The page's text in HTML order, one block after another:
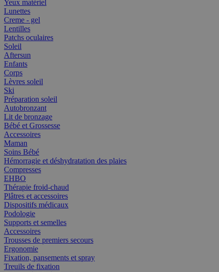
Yeux matériel
Lunettes
Creme - gel
Lentilles
Patchs oculaires
Soleil
Aftersun
Enfants
Corps
Lèvres soleil
Ski
Préparation soleil
Autobronzant
Lit de bronzage
Bébé et Grossesse
Accessoires
Maman
Soins Bébé
Hémorragie et déshydratation des plaies
Compresses
EHBO
Thérapie froid-chaud
Plâtres et accessoires
Dispositifs médicaux
Podologie
Supports et semelles
Accessoires
Trousses de premiers secours
Ergonomie
Fixation, pansements et spray
Treuils de fixation